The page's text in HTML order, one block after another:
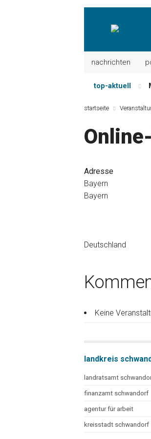
nachrichten
top-aktuell
startseite
Adresse
Bayern
Bayern
Deutschland
Keine
landkreis
landratsamt
finanzamt schwandorf
agentur für arbeit
kreisstadt schwandorf